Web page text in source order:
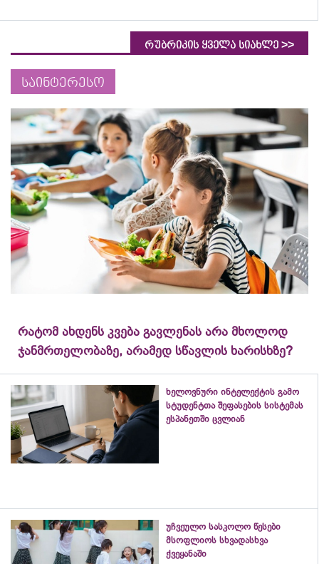
რუბრიკის ყველა სიახლე >>
საინტერესო
რატომ ახდენს კვება გავლენას არა მხოლოდ
ჯანმრთელობაზე, არამედ სწავლის ხარისხზე?
ხელოვნური ინტელექტის გამო
სტუდენტთა შეფასების სისტემას
ესპანეთში ცვლიან
უჩვეულო სასკოლო წესები
მსოფლიოს სხვადასხვა
ქვეყანაში